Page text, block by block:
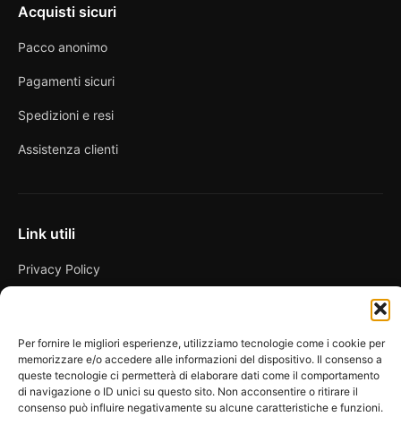
Per fornire le migliori esperienze, utilizziamo tecnologie come i cookie per
memorizzare e/o accedere alle informazioni del dispositivo. Il consenso a
queste tecnologie ci permetterà di elaborare dati come il comportamento
di navigazione o ID unici su questo sito. Non acconsentire o ritirare il
consenso può influire negativamente su alcune caratteristiche e funzioni.
Acquisti sicuri
Pacco anonimo
Pagamenti sicuri
Spedizioni e resi
Assistenza clienti
Link utili
Privacy Policy
Cookie Policy
FAQ